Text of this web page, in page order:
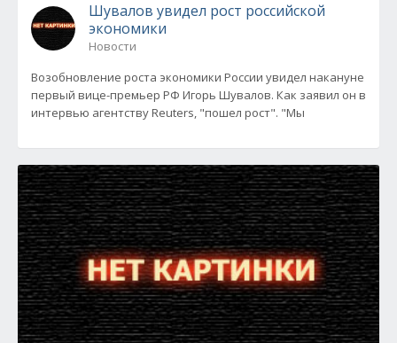
Шувалов увидел рост российской
экономики
Новости
Возобновление роста экономики России увидел накануне
первый вице-премьер РФ Игорь Шувалов. Как заявил он в
интервью агентству Reuters, "пошел рост". "Мы